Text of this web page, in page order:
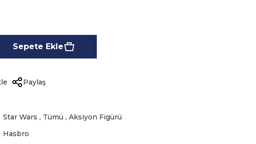
Sepete Ekle
Paylaş
Star Wars , Tümü , Aksiyon Figürü
Hasbro